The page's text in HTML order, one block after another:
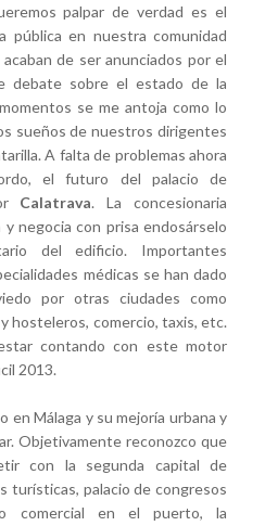
palpar de verdad es el
pública en nuestra comunidad
de ser anunciados por el
debate sobre el estado de la
se me antoja como lo
sueños de nuestros dirigentes
A falta de problemas ahora
el futuro del palacio de
Calatrava. La concesionaria
negocia con prisa endosárselo
del edificio. Importantes
médicas se han dado
por otras ciudades como
hosteleros, comercio, taxis, etc.
contando con este motor
2013.
en Málaga y su mejoría urbana y
Objetivamente reconozco que
con la segunda capital de
turísticas, palacio de congresos
comercial en el puerto, la